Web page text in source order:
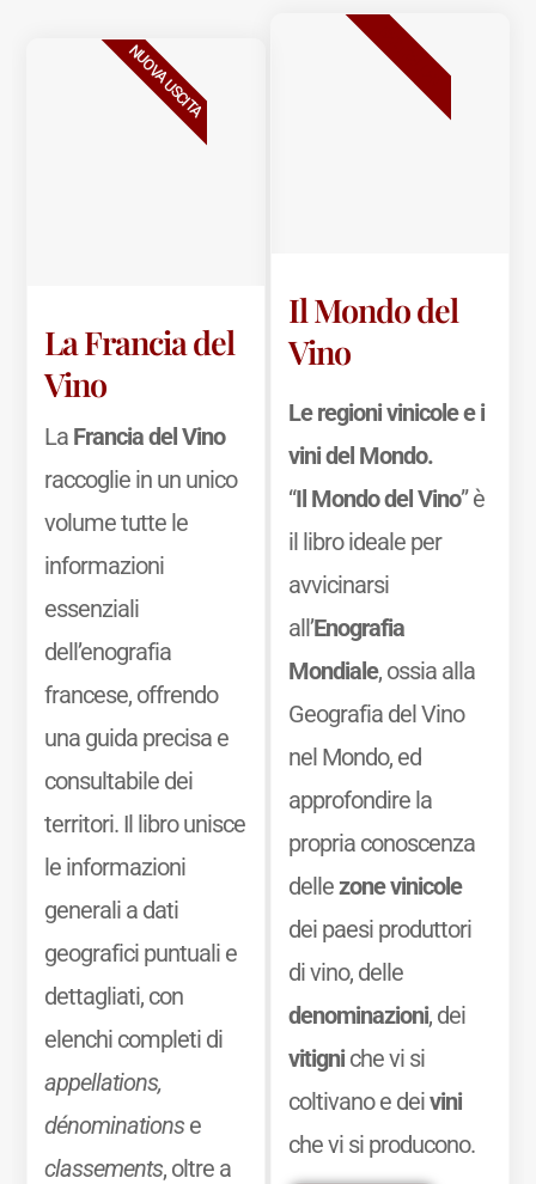
La Francia del
Vino
La Francia del Vino
raccoglie in un unico
volume tutte le
informazioni
essenziali
dell’enografia
francese, offrendo
una guida precisa e
consultabile dei
territori. Il libro unisce
le informazioni
generali a dati
geografici puntuali e
dettagliati, con
elenchi completi di
appellations,
dénominationse
classements, oltre a
NUOVA USCITA
Il Mondo del
Vino
Le regioni vinicole e i
vini del Mondo.
“Il Mondo del Vino” è
il libro ideale per
avvicinarsi
all’Enografia
Mondiale, ossia alla
Geografia del Vino
nel Mondo, ed
approfondire la
propria conoscenza
dellezone vinicole
dei paesi produttori
di vino, delle
denominazioni, dei
vitigniche vi si
coltivano e deivini
che vi si producono.
BESTSELLER